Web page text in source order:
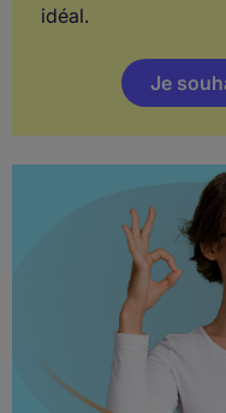
idéal.
Je